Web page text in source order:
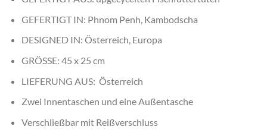
GEFERTIGT IN: Phnom Penh, Kambodscha
DESIGNED IN: Österreich, Europa
GRÖSSE: 45 x 25 cm
LIEFERUNG AUS: Österreich
Zwei Innentaschen und eine Außentasche
Verschließbar mit Reißverschluss